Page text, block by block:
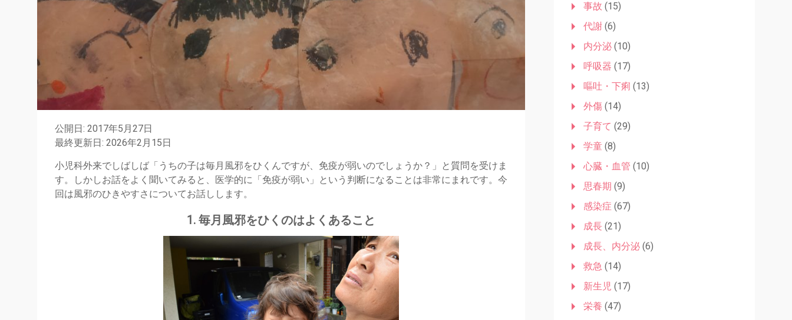
公開日: 2017年5月27日
最終更新日: 2026年2月15日
小児科外来でしばしば「うちの子は毎月風邪をひくんですが、免疫が弱いのでしょうか？」と質問を受けま
す。しかしお話をよく聞いてみると、医学的に「免疫が弱い」という判断になることは非常にまれです。今
回は風邪のひきやすさについてお話しします。
1. 毎月風邪をひくのはよくあること
事故 (15)
代謝(6)
内分泌(10)
呼吸器 (17)
嘔吐・下痢 (13)
外傷(14)
子育て (29)
学童(8)
心臓・血管 (10)
思春期 (9)
感染症 (67)
成長(21)
成長、内分泌(6)
救急 (14)
新生児 (17)
栄養 (47)